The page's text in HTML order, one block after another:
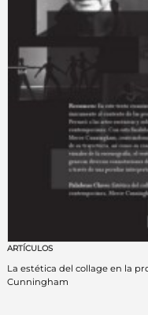
ARTÍCULOS
La estética del collage en la
Cunningham